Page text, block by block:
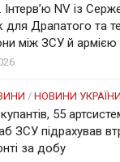
Інтерв’ю NV із
для Драпатого та
між ЗСУ й армією
/ НОВИНИ УКРАЇНИ
55
ЗСУ підрахував
за добу